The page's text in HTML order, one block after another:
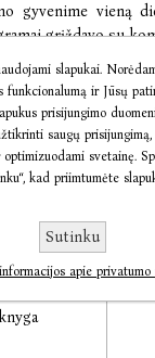
gyvenime vieną
grįždavo su
zyzė
kilogramai,
O
dieną tas
jaunos
istorija. Nuo pirmojo
mokyklos
valgymo
ir
itin atviras
slapukai.
funkcionalumą ir Jūsų
prisijungimo
saugų
svetainę.
kad priimtumėte
Sutinku
apie privatumo